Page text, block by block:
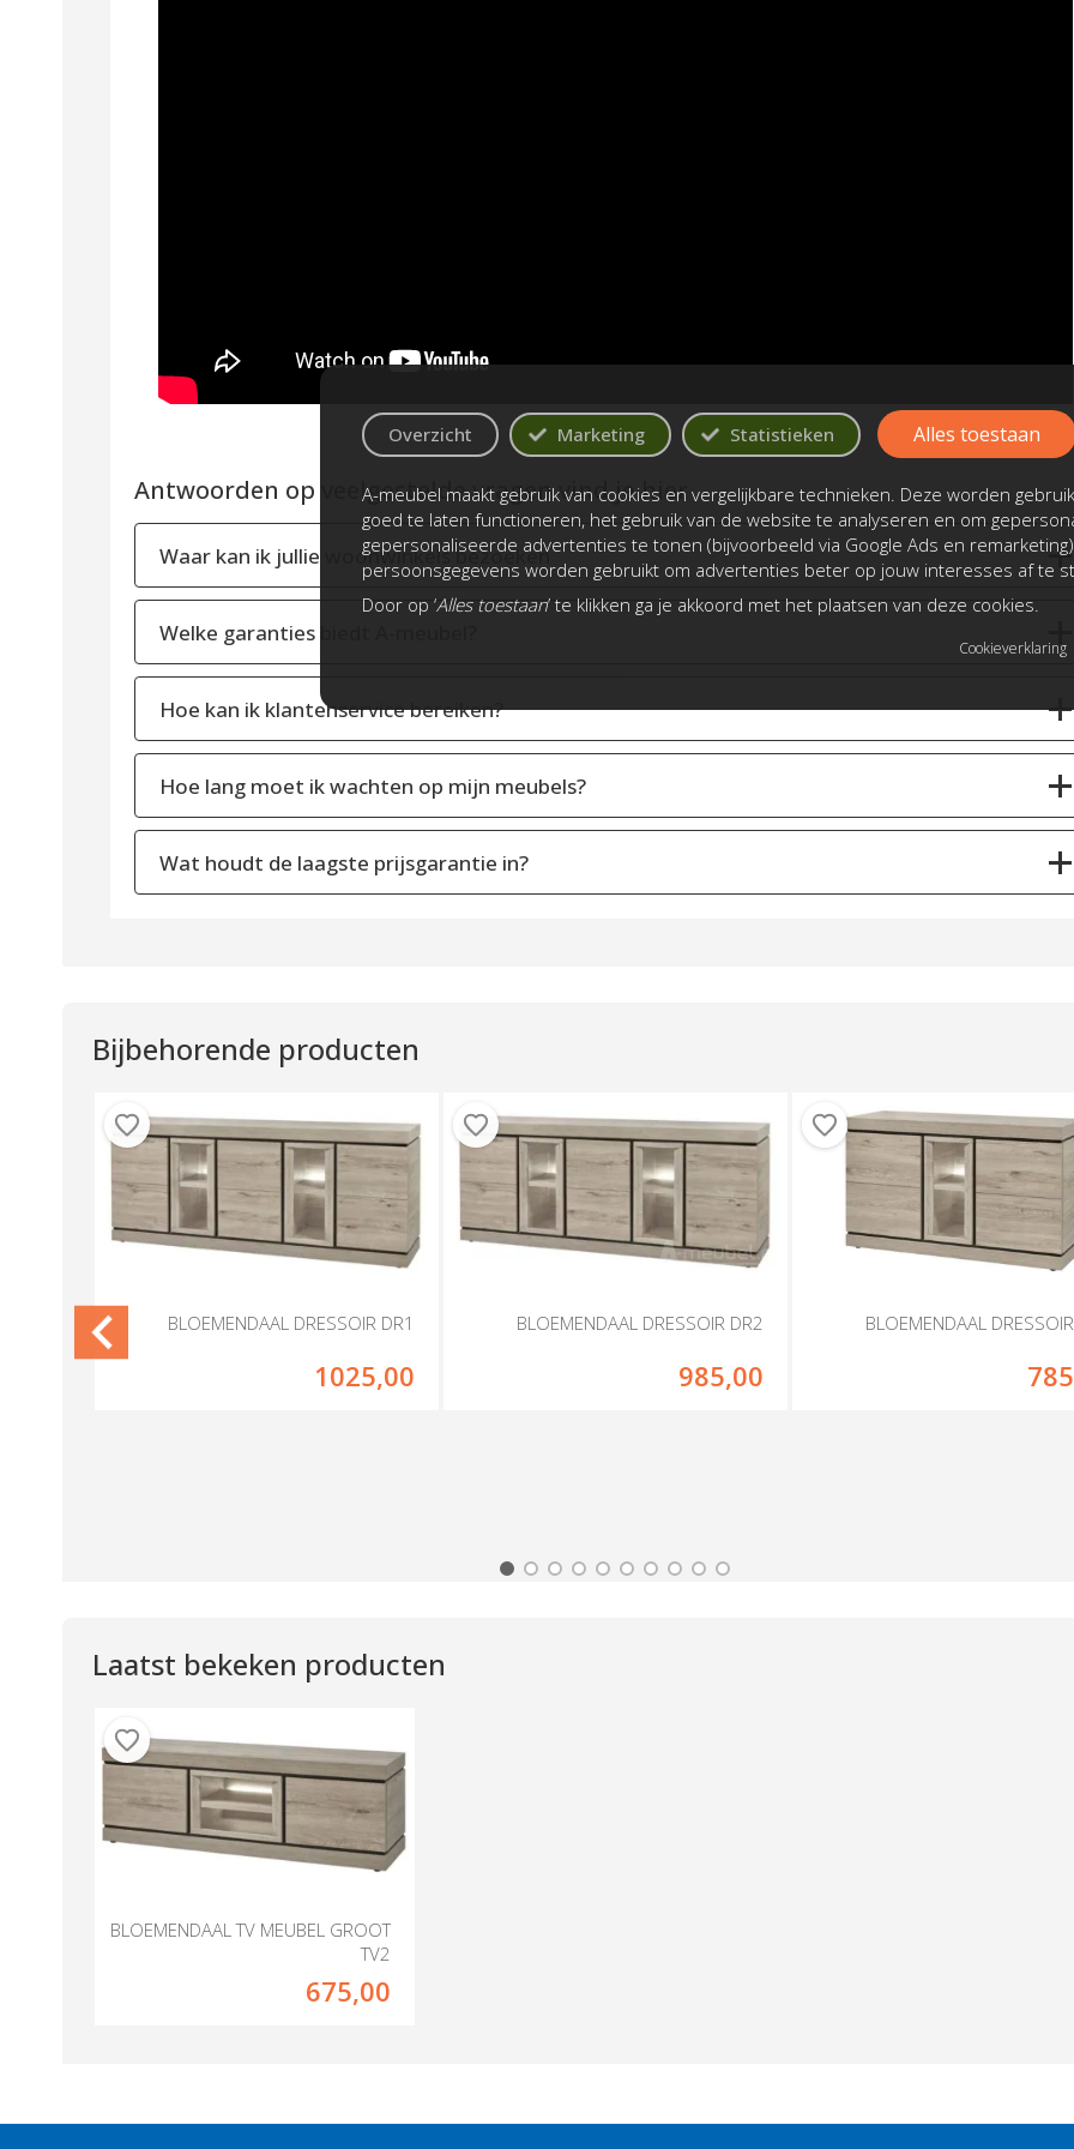
Antwoorden op veelgestelde vragen vind je hier
Waar kan ik jullie woonwinkels bezoeken
Welke garanties biedt A-meubel?
Hoe kan ik klantenservice bereiken?
Hoe lang moet ik wachten op mijn meubels?
Wat houdt de laagste prijsgarantie in?
Bijbehorende producten
BLOEMENDAAL DRESSOIR DR1
1025,00
BLOEMENDAAL DRESSOIR DR2
985,00
BLOEMENDAAL DRESSOIR
Laatst bekeken producten
BLOEMENDAAL TV MEUBEL GROOT
TV2
675,00
Overzicht Marketing Statistieken
A-meubel maakt gebruik van cookies en vergelijkbare technieken. Deze worden
goed te laten functioneren, het gebruik van de website te analyseren en om
gepersonaliseerde advertenties te tonen (bijvoorbeeld via Google Ads en
persoonsgegevens worden gebruikt om advertenties beter op jouw interesses af te
Door op ‘Alles toestaan’ te klikken ga je akkoord met het plaatsen van deze cookies.
Alles toestaan
Cookieverklaring